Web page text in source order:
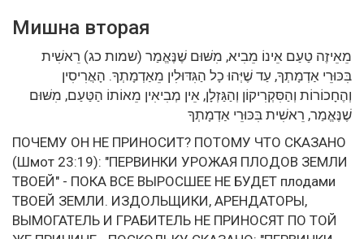
Мишна вторая
מֵאֵיזֶה טַעַם אֵינוֹ מֵבִיא, מִשּׁוּם שֶׁנֶּאֱמַר (שמות כג) רֵאשִׁית
בִּכּוּרֵי אַדְמָתְךָ, עַד שֶׁיְּהוּ כָל הַגִּדּוּלִין מֵאַדְמָתְךָ. הָאֲרִיסִין
וְהֶחָכוֹרוֹת וְהַסִּקְרִיקוֹן וְהַגַּזְלָן, אֵין מְבִיאִין מֵאוֹתוֹ הַטַּעַם, מִשּׁוּם
שֶׁנֶּאֱמַר, רֵאשִׁית בִּכּוּרֵי אַדְמָתְךָ
ПОЧЕМУ ОН НЕ ПРИНОСИТ? ПОТОМУ ЧТО СКАЗАНО
(Шмот 23:19): "ПЕРВИНКИ УРОЖАЯ ПЛОДОВ ЗЕМЛИ
ТВОЕЙ" - ПОКА ВСЕ ВЫРОСШЕЕ НЕ БУДЕТ плодами
ТВОЕЙ ЗЕМЛИ. ИЗДОЛЬЩИКИ, АРЕНДАТОРЫ,
ВЫМОГАТЕЛЬ И ГРАБИТЕЛЬ НЕ ПРИНОСЯТ ПО ТОЙ